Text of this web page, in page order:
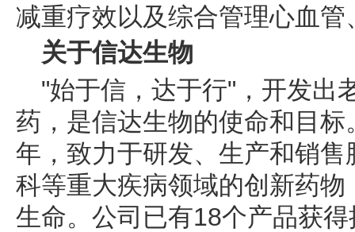
减重疗效以及综合管理心血
关于信达生物
"始于信，达于行"，开发出
药，是信达生物的使命和目
年，致力于研发、生产和销
科等重大疾病领域的创新药
生命。公司已有18个产品获